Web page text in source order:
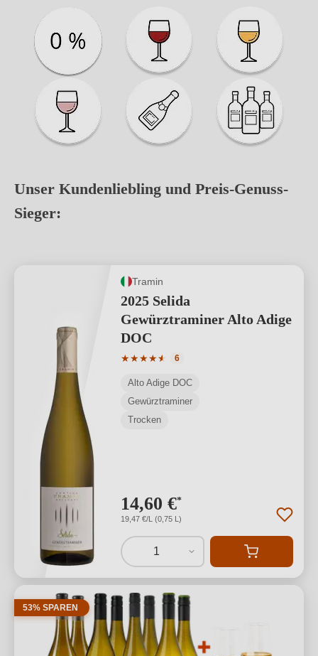
Mehr erfahren
Unser Kundenliebling und Preis-Genuss-
Sieger:
Tramin
2025 Selida
Gewürztraminer Alto Adige
DOC
★★★★★
★
Durchschnittliche Bewertung von 4.83
6
Alto Adige DOC
Gewürztraminer
Trocken
14,60 €*
19,47 €/L (0,75 L)
1
53% SPAREN